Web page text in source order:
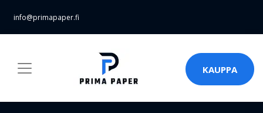
info@primapaper.fi
KAUPPA